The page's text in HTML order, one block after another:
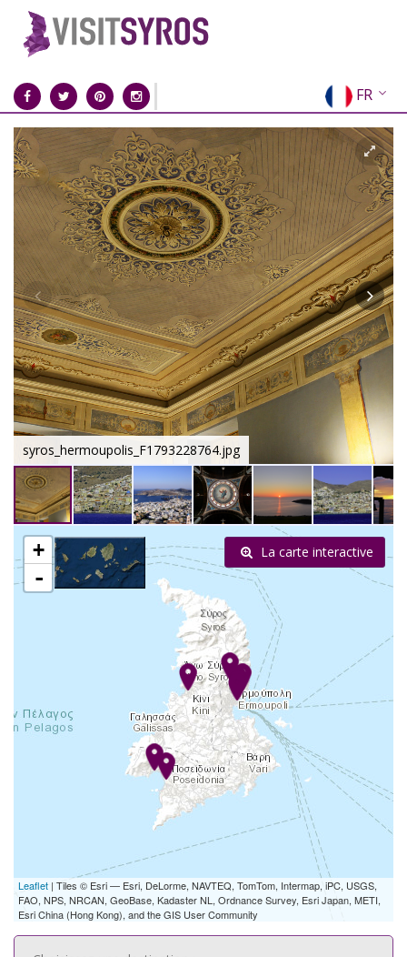
FR
EN
EL
DE
IT
ES
RU
CN
syros_hermoupolis_F1793228764.jpg
+
-
Leaflet | Tiles © Esri — Esri, DeLorme, NAVTEQ, TomTom, Intermap, iPC, USGS,
FAO, NPS, NRCAN, GeoBase, Kadaster NL, Ordnance Survey, Esri Japan, METI,
Esri China (Hong Kong), and the GIS User Community
La carte interactive